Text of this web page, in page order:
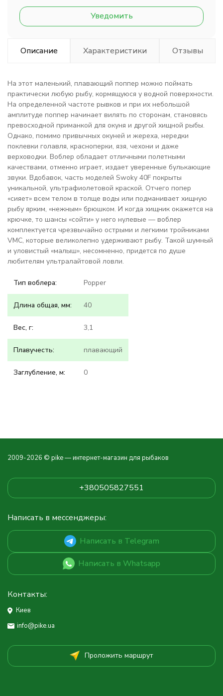
Уведомить
Описание Характеристики Отзывы
На этот маленький, плавающий поппер можно поймать
практически любую рыбу, кормящуюся у водной поверхности.
На определенной частоте рывков и при их небольшой
амплитуде поппер начинает вилять по сторонам, становясь
превосходной приманкой для окуня и другой хищной рыбы.
Однако, помимо привычных окуней и жереха, нередки
поклевки голавля, красноперки, язя, чехони и даже
верховодки. Воблер обладает отличными полетными
качествами, отменно играет, издает уверенные булькающие
звуки. Вдобавок, часть моделей Swoky 40F покрыты
уникальной, ультрафиолетовой краской. Отчего попер
«сияет» всем телом в толще воды или подманивает хищную
рыбу ярким, «нежным» брюшком. И когда хищник окажется на
крючке, то шансы «сойти» у него нулевые — воблер
комплектуется чрезвычайно острыми и легкими тройниками
VMC, которые великолепно удерживают рыбу. Такой шумный
и уловистый «малыш», несомненно, придется по душе
любителям ультралайтовой ловли.
Тип воблера: Popper
Длина общая, мм: 40
Вес, г: 3,1
Плавучесть: плавающий
Заглубление, м: 0
2009-2026 © pike — интернет-магазин для рыбаков
+380505827551
Написать в мессенджеры:
Написать в Telegram
Написать в Whatsapp
Контакты:
Киев
info@pike.ua
Проложить маршрут